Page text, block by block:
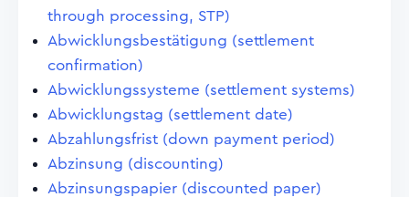
through processing, STP)
Abwicklungsbestätigung (settlement
confirmation)
Abwicklungssysteme (settlement systems)
Abwicklungstag (settlement date)
Abzahlungsfrist (down payment period)
Abzinsung (discounting)
Abzinsungspapier (discounted paper)